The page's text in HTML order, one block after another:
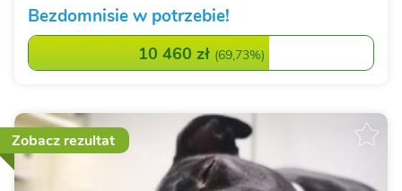
Bezdomnisie w potrzebie!
10 460 zł (69,73%)
Zobacz rezultat